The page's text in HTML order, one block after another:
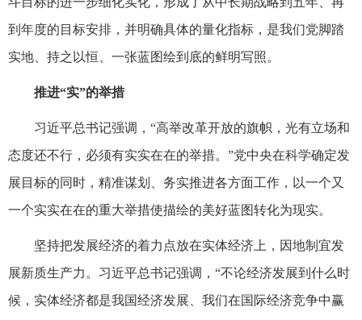
到年度的目标安排，并明确具体的量化指标，是我们党脚踏
实地、持之以恒、一张蓝图绘到底的鲜明写照。
推进“实”的举措
习近平总书记强调，“高举改革开放的旗帜，光有立场和
态度还不行，必须有实实在在的举措。”党中央在科学确定发
展目标的同时，精准谋划、务实推进各方面工作，以一个又
一个实实在在的重大举措使描绘的美好蓝图转化为现实。
坚持把发展经济的着力点放在实体经济上，因地制宜发
展新质生产力。习近平总书记强调，“不论经济发展到什么时
候，实体经济都是我国经济发展、我们在国际经济竞争中赢